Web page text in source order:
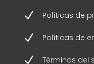
N Políticas de
N Políticas de
N Términos del